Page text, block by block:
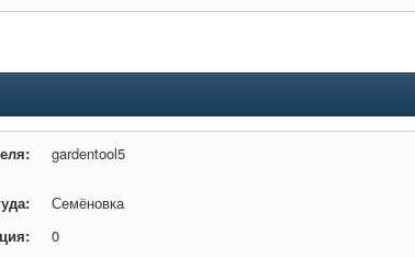
gardentool5
Семёновка
0